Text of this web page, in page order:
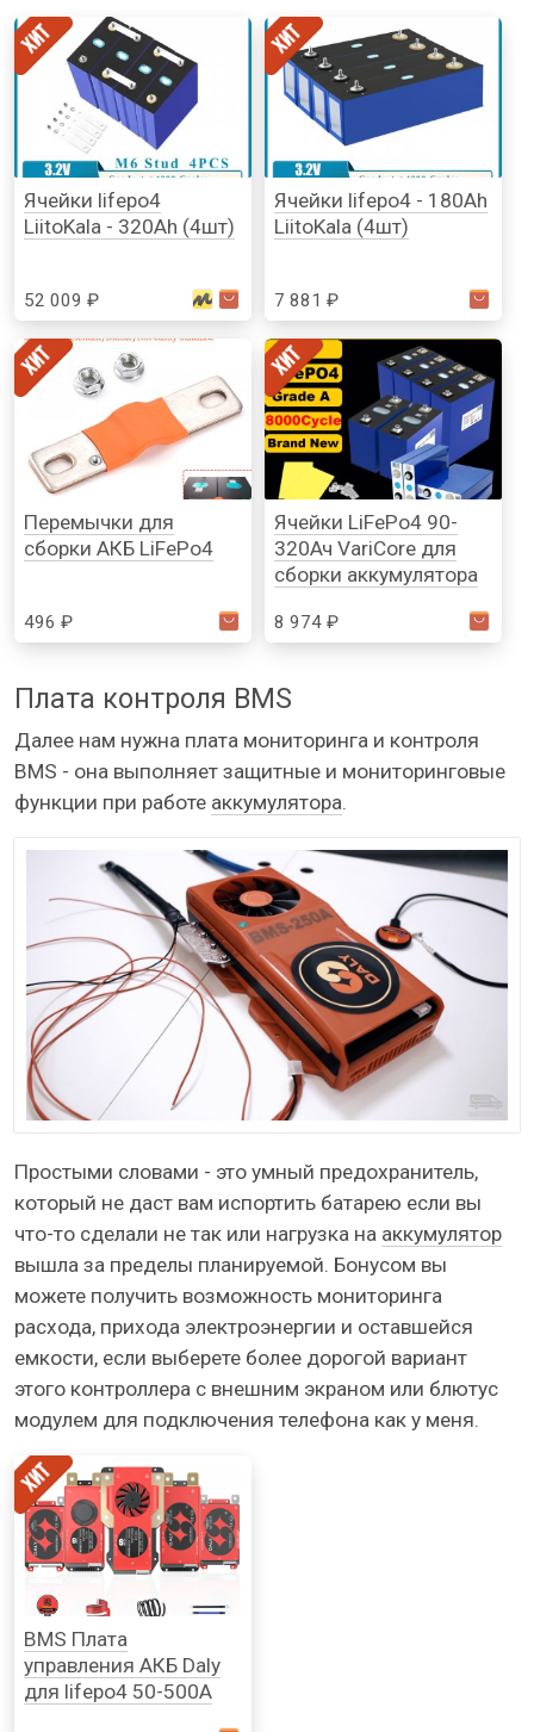
Ячейки lifepo4
LiitoKala - 320Ah (4шт)
52 009 ₽
Ячейки lifepo4 - 180Ah
LiitoKala (4шт)
7 881 ₽
Перемычки для
сборки АКБ LiFePo4
496 ₽
Ячейки LiFePo4 90-
320Ач VariCore для
сборки аккумулятора
8 974 ₽
Плата контроля BMS
Далее нам нужна плата мониторинга и контроля
BMS - она выполняет защитные и мониторинговые
функции при работе аккумулятора
Простыми словами - это умный предохранитель,
который не даст вам испортить батарею если вы
что-то сделали не так или нагрузка на аккумулятор
вышла за пределы планируемой. Бонусом вы
можете получить возможность мониторинга
расхода, прихода электроэнергии и оставшейся
емкости, если выберете более дорогой вариант
этого контроллера с внешним экраном или блютус
модулем для подключения телефона как у меня.
BMS Плата
управления АКБ Daly
для lifepo4 50-500А